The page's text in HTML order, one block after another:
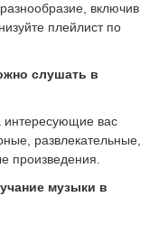
включив
плейлист по
слушать в
интересующие вас
развлекательные,
произведения.
музыки в